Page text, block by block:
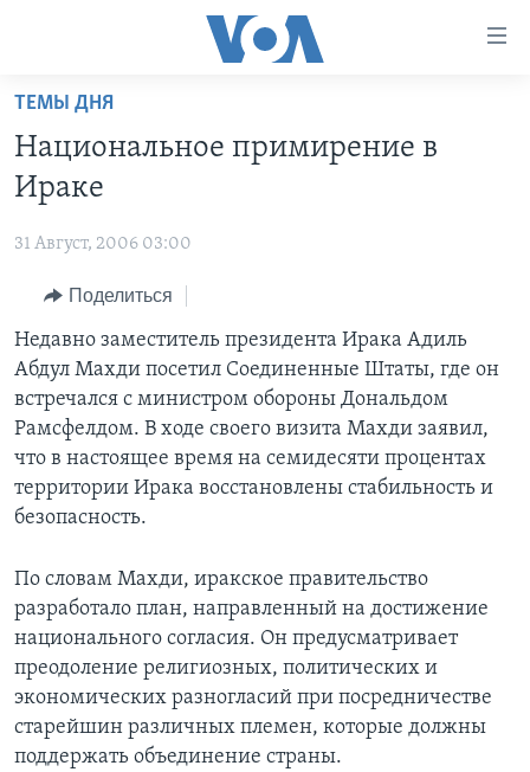
Перейти
основной
контент
Перейти
навигации
Перейти
поиск
ПРОГРАММЫ
НОВОСТИ ЗА МИНУТУ
ИТОГИ
ПОЧЕМУ ЭТО ВАЖНО?
ДИСКУССИЯ VOA
ДЕТАЛИ
НЬЮ-ЙОРК NEW YORK
АМЕРИКА. БОЛЬШОЕ ПУТЕШЕСТВИЕ
ПРОЕКТЫ
УЧИМ АНГЛИЙСКИЙ
НАША АМЕРИКАНСКАЯ ИСТОРИЯ
А КАК В АМЕРИКЕ?
АРТЕФАКТЫ
АМЕРИКАНСКИЕ ГОРОДКИ
ТЕСТЫ
ЭКСПЕРТИЗА
ИНТЕРВЬЮ
ФАКТЫ ПРОТИВ ФЕЙКОВ
ЗА СВОБОДУ ПРЕССЫ
УЧИМ АНГЛИЙСКИЙ
ВИДЕО
ПОДПИСКА НА НОВОСТИ
Learning English
СОЦИАЛЬНЫЕ СЕТИ
Языки
ТЕМЫ ДНЯ
Национальное примирение в
Ираке
31 Август, 2006 03:00
Поделиться
Недавно заместитель президента Ирака Адиль
Абдул Махди посетил Соединенные Штаты, где он
встречался с министром обороны Дональдом
Рамсфелдом. В ходе своего визита Махди заявил,
что в настоящее время на семидесяти процентах
территории Ирака восстановлены стабильность и
безопасность.
По словам Махди, иракское правительство
разработало план, направленный на достижение
национального согласия. Он предусматривает
преодоление религиозных, политических и
экономических разногласий при посредничестве
старейшин различных племен, которые должны
поддержать объединение страны.